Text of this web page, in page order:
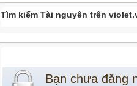
Tìm kiếm Tài nguyên trên
Bạn chưa đăng